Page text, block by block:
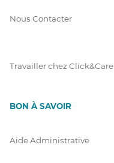
Nous Contacter
Travailler chez Click&Care
BON À SAVOIR
Aide Administrative